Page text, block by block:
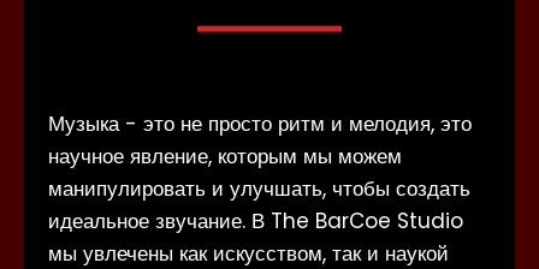
Музыка - это не просто ритм и мелодия, это
научное явление, которым мы можем
манипулировать и улучшать, чтобы создать
идеальное звучание. В The BarCoe Studio
мы увлечены как искусством, так и наукой